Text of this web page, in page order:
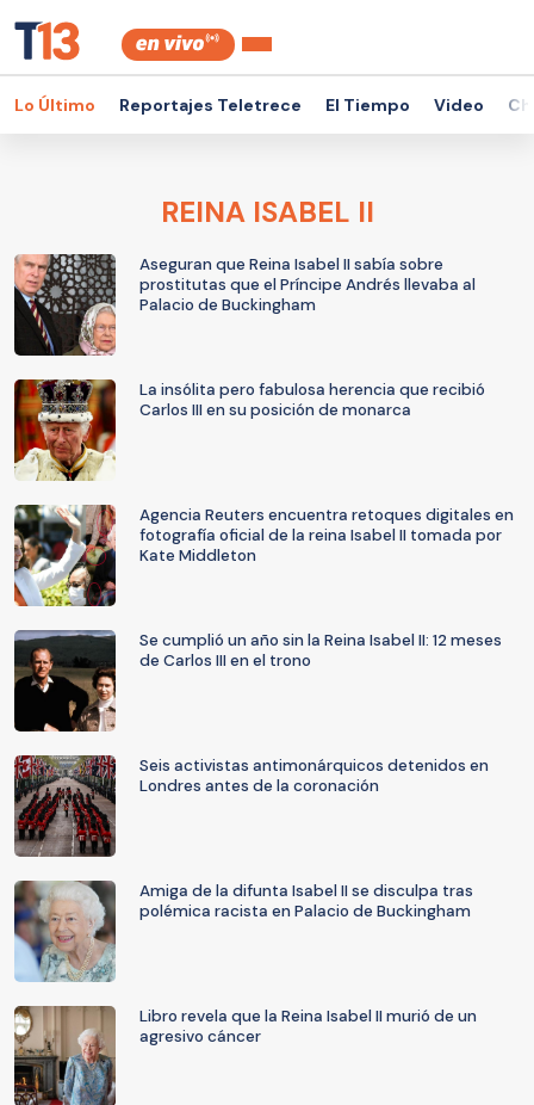
Lo Último Reportajes Teletrece El Tiempo Video
REINA ISABEL II
Aseguran que Reina Isabel II sabía sobre
prostitutas que el Príncipe Andrés llevaba al
Palacio de Buckingham
La insólita pero fabulosa herencia que recibió
Carlos III en su posición de monarca
Agencia Reuters encuentra retoques digitales en
fotografía oficial de la reina Isabel II tomada por
Kate Middleton
Se cumplió un año sin la Reina Isabel II: 12 meses
de Carlos III en el trono
Seis activistas antimonárquicos detenidos en
Londres antes de la coronación
Amiga de la difunta Isabel II se disculpa tras
polémica racista en Palacio de Buckingham
Libro revela que la Reina Isabel II murió de un
agresivo cáncer